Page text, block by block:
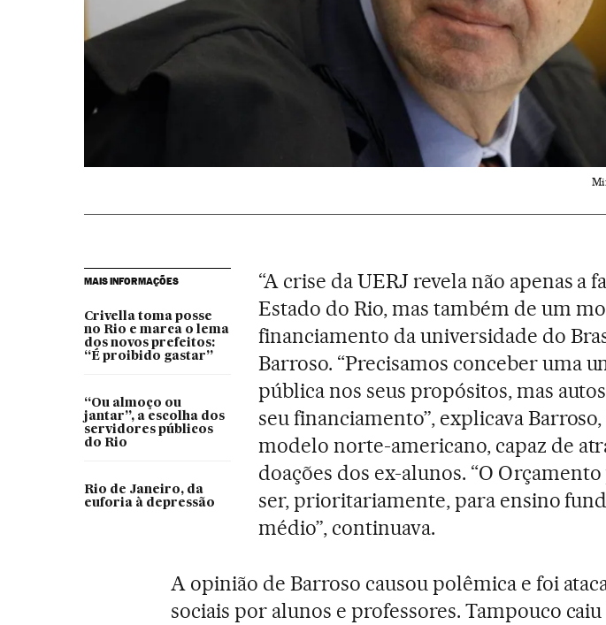
MAIS INFORMAÇÕES
Crivella toma posse
no Rio e marca o lema
dos novos prefeitos:
“É proibido gastar”
“Ou almoço ou
jantar”, a escolha dos
servidores públicos
do Rio
Rio de Janeiro, da
euforia à depressão
“A crise da UERJ revela não apenas a
Estado do Rio, mas também de um
financiamento da universidade do
Barroso. “Precisamos conceber uma
pública nos seus propósitos, mas
seu financiamento”, explicava
modelo norte-americano, capaz de
doações dos ex-alunos. “O
ser, prioritariamente, para ensino
médio”, continuava.
A opinião de Barroso causou polêmica e foi
sociais por alunos e professores. Tampouco